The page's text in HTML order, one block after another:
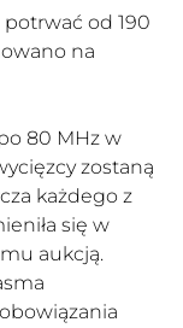
od 190
na
80 MHz w
zostaną
każdego z
się w
aukcją.